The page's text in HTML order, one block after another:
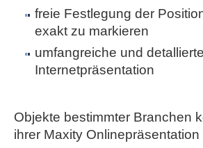
freie Festlegung der
exakt zu markieren
umfangreiche und
Internetpräsentation
Objekte bestimmter Branchen
ihrer Maxity Onlinepräsentation